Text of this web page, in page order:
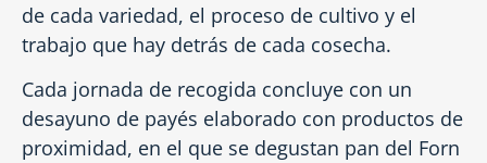
de cada variedad, el proceso de cultivo y el
trabajo que hay detrás de cada cosecha.
Cada jornada de recogida concluye con un
desayuno de payés elaborado con productos de
proximidad, en el que se degustan pan del Forn